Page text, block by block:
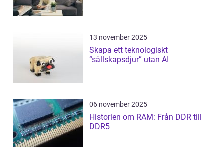
13 november 2025
Skapa ett teknologiskt
“sällskapsdjur” utan AI
06 november 2025
Historien om RAM: Från DDR till
DDR5